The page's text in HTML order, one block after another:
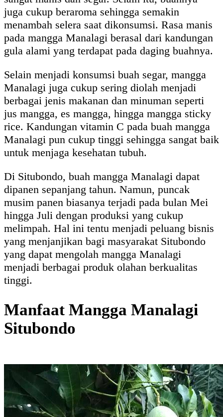
juga cukup beraroma sehingga semakin
menambah selera saat dikonsumsi. Rasa manis
pada mangga Manalagi berasal dari kandungan
gula alami yang terdapat pada daging buahnya.
Selain menjadi konsumsi buah segar, mangga
Manalagi juga cukup sering diolah menjadi
berbagai jenis makanan dan minuman seperti
jus mangga, es mangga, hingga mangga sticky
rice. Kandungan vitamin C pada buah mangga
Manalagi pun cukup tinggi sehingga sangat baik
untuk menjaga kesehatan tubuh.
Di Situbondo, buah mangga Manalagi dapat
dipanen sepanjang tahun. Namun, puncak
musim panen biasanya terjadi pada bulan Mei
hingga Juli dengan produksi yang cukup
melimpah. Hal ini tentu menjadi peluang bisnis
yang menjanjikan bagi masyarakat Situbondo
yang dapat mengolah mangga Manalagi
menjadi berbagai produk olahan berkualitas
tinggi.
Manfaat Mangga Manalagi
Situbondo